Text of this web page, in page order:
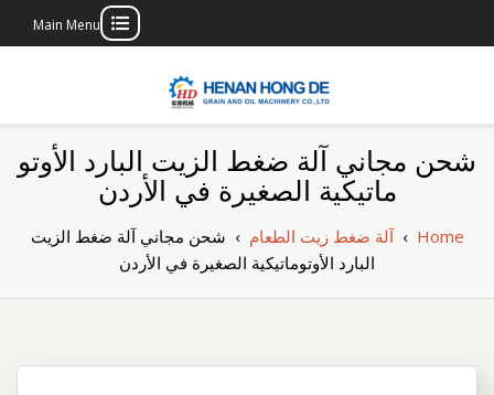
Main Menu
بناء مصنع إنتاج
الزيوت النباتية
الخاص بك
شحن مجاني آلة ضغط الزيت البارد الأوتو
ماتيكية الصغيرة في الأردن
Home
›آلة ضغط زيت الطعام › شحن مجاني آلة ضغط الزيت
البارد الأوتوماتيكية الصغيرة في الأردن